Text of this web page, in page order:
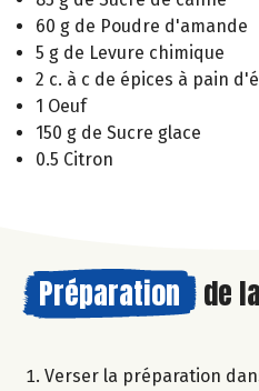
60 g de Poudre d'amande
5 g de Levure chimique
2 c. à c de épices à pain
1 Oeuf
150 g de Sucre glace
0.5 Citron
Préparation de la
Verser la préparation